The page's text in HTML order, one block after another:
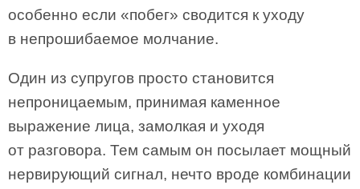
особенно если «побег» сводится к уходу
в непрошибаемое молчание.
Один из супругов просто становится
непроницаемым, принимая каменное
выражение лица, замолкая и уходя
от разговора. Тем самым он посылает мощный
нервирующий сигнал, нечто вроде комбинации